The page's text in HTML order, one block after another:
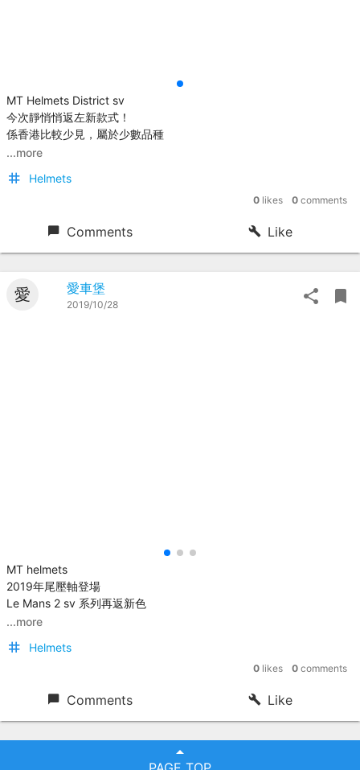
MT Helmets District sv
今次靜悄悄返左新款式！
係香港比較少見，屬於少數品種
...more
Helmets
0 likes 0 comments
Comments Like
愛 愛車堡
2019/10/28
MT helmets
2019年尾壓軸登場
Le Mans 2 sv 系列再返新色
...more
Helmets
0 likes 0 comments
Comments Like